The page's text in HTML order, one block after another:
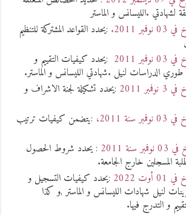
لشهادتي .الليسانس و الماستر
2011. :يحدد القواعد المشتركة للتنظيم
2011 :يحدد كيفيات التقييم و
الدراسات لنيل .شهادتي الليسانس و الماستر.
2011 :يحدد تشكيلة لجنة الاشراف و
سنة 2011، :يتضمن كيفيات ترتيب
: يحدد شروط الحصول
المسجلين خارج الجامعة.
أوت 2022 :يحدد كيفيات التسجيل و
لنيل شهادات الليسانس و الماستر ,و كذا
و التدرج فيها.